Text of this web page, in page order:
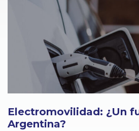
Electromovilidad: ¿Un
Argentina?